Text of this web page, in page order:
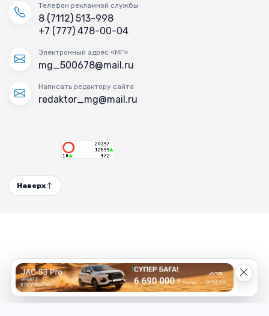
Телефон рекламной службы
8 (7112) 513-998
+7 (777) 478-00-04
Электронный адрес «МГ»
mg_500678@mail.ru
Написать редактору сайта
redaktor_mg@mail.ru
Наверх